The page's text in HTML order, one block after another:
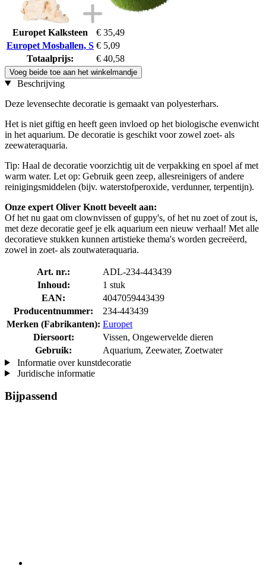
Europet Kalksteen
€ 35,49
Europet Mosballen, S € 5,09
Totaalprijs:
€ 40,58
Voeg beide toe aan het winkelmandje
Beschrijving
Deze levensechte decoratie is gemaakt van polyesterhars.
Het is niet giftig en heeft geen invloed op het biologische evenwicht
in het aquarium. De decoratie is geschikt voor zowel zoet- als
zeewateraquaria.
Tip: Haal de decoratie voorzichtig uit de verpakking en spoel af met
warm water. Let op: Gebruik geen zeep, allesreinigers of andere
reinigingsmiddelen (bijv. waterstofperoxide, verdunner, terpentijn).
Onze expert Oliver Knott beveelt aan:
Of het nu gaat om clownvissen of guppy's, of het nu zoet of zout is,
met deze decoratie geef je elk aquarium een nieuw verhaal! Met alle
decoratieve stukken kunnen artistieke thema's worden gecreëerd,
zowel in zoet- als zoutwateraquaria.
Art. nr.:
ADL-234-443439
Inhoud:
1 stuk
EAN:
4047059443439
Producentnummer:
234-443439
Merken (Fabrikanten): Europet
Diersoort:
Vissen, Ongewervelde dieren
Gebruik:
Aquarium, Zeewater, Zoetwater
Informatie over kunstdecoratie
Juridische informatie
Bijpassend